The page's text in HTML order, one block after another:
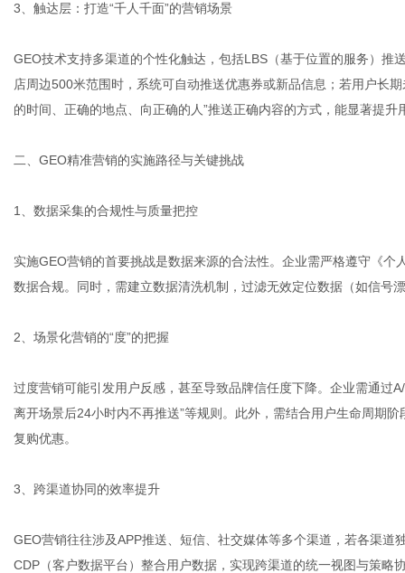
3、触达层：打造“千人千面”的营销场景
GEO技术支持多渠道的个性化触达，包括LBS（基于位置的服务）
店周边500米范围时，系统可自动推送优惠券或新品信息；若用户长
的时间、正确的地点、向正确的人”推送正确内容的方式，能显著提升
二、GEO精准营销的实施路径与关键挑战
1、数据采集的合规性与质量把控
实施GEO营销的首要挑战是数据来源的合法性。企业需严格遵守《
数据合规。同时，需建立数据清洗机制，过滤无效定位数据（如信号
2、场景化营销的“度”的把握
过度营销可能引发用户反感，甚至导致品牌信任度下降。企业需通过
离开场景后24小时内不再推送”等规则。此外，需结合用户生命周期
复购优惠。
3、跨渠道协同的效率提升
GEO营销往往涉及APP推送、短信、社交媒体等多个渠道，若各渠
CDP（客户数据平台）整合用户数据，实现跨渠道的统一视图与策略